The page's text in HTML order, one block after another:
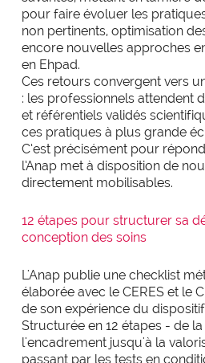
pour faire évoluer les
non pertinents, optimisation
encore nouvelles approches
en Ehpad.
Ces retours convergent vers
: les professionnels attendent
et référentiels validés
ces pratiques à plus grande
C’est précisément pour
l’Anap met à disposition de
directement mobilisables.
12 étapes pour structurer sa
conception des soins
L'Anap publie une checklist
élaborée avec le CERES et le
de son expérience du
Structurée en 12 étapes - de
l'encadrement jusqu'à la
passant par les tests en